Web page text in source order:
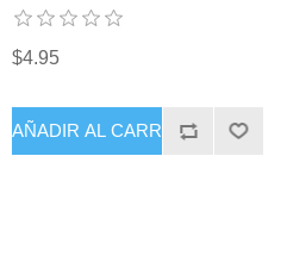
$4.95